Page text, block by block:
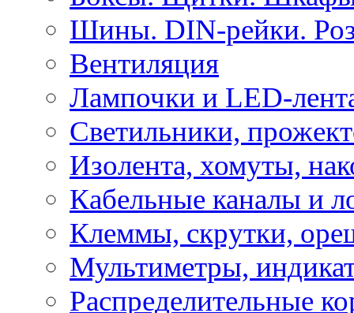
Шины. DIN-рейки.
Вентиляция
Лампочки и LED-
Светильники,
Изолента, хомуты,
Кабельные каналы и
Клеммы, скрутки,
Мультиметры,
Распределительные